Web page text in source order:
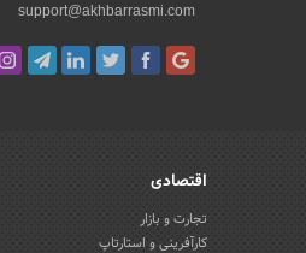
support@akhbarrasmi.com
اقتصادی
تجارت و بازار
کارآفرینی و استارتاپ